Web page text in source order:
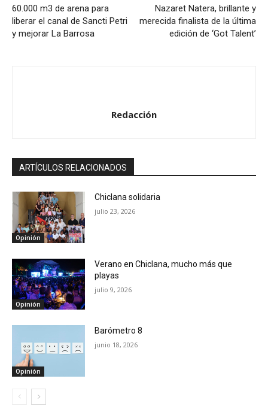
60.000 m3 de arena para
liberar el canal de Sancti Petri
y mejorar La Barrosa
Nazaret Natera, brillante y
merecida finalista de la última
edición de ‘Got Talent’
Redacción
ARTÍCULOS RELACIONADOS
Opinión
Chiclana solidaria
julio 23, 2026
Opinión
Verano en Chiclana, mucho más que
playas
julio 9, 2026
Opinión
Barómetro 8
junio 18, 2026